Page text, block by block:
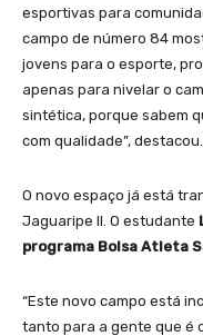
esportivas para
campo de número 84
jovens para o esporte,
apenas para nivelar o
sintética, porque sabem
com qualidade”, destacou.
O novo espaço já está
Jaguaripe II. O estudante
programa Bolsa Atleta
“Este novo campo está
tanto para a gente que é